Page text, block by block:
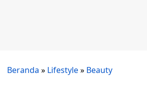
Beranda » Lifestyle» Beauty